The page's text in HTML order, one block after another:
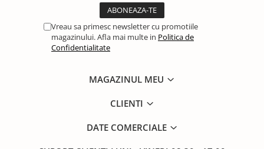
Vreau sa primesc newsletter cu promotiile
magazinului. Afla mai multe in Politica de
Confidentialitate
MAGAZINUL MEU
CLIENTI
DATE COMERCIALE